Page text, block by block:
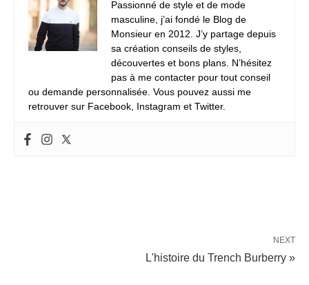
Passionné de style et de mode
masculine, j’ai fondé le Blog de
Monsieur en 2012. J’y partage depuis
sa création conseils de styles,
découvertes et bons plans. N’hésitez
pas à me contacter pour tout conseil
ou demande personnalisée. Vous pouvez aussi me
retrouver sur Facebook, Instagram et Twitter.
NEXT
L'histoire du Trench Burberry »